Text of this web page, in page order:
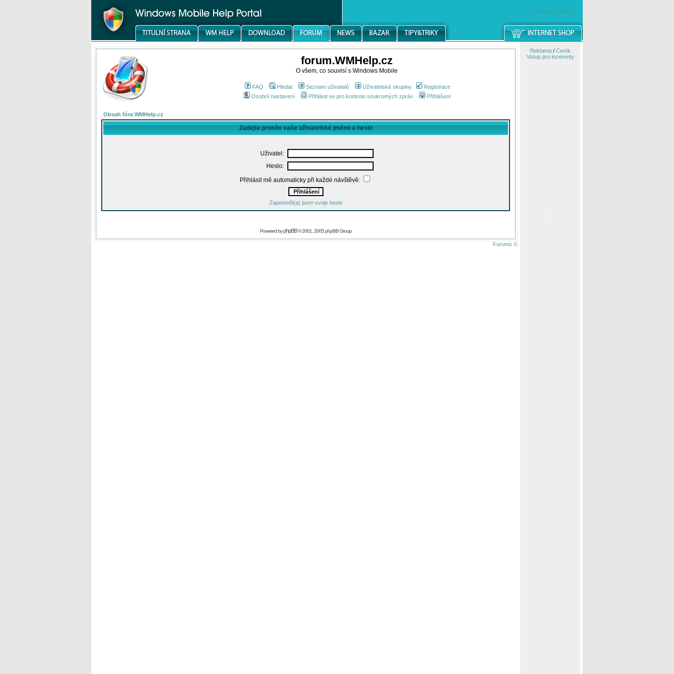
windowsmobile.cz
forum.WMHelp.cz
O všem, co souvisí s Windows Mobile
FAQ Hledat Seznam uživatelů Uživatelské skupiny
Registrace
Osobní nastavení
Přihlásit se pro kontrolu soukromých zpráv Přihlášení
Obsah fóra WMHelp.cz
Zadejte prosím vaše uživatelské jméno a heslo
Uživatel:
Heslo:
Přihlásit mě automaticky při každé návštěvě:
Zapomněl(a) jsem svoje heslo
Powered byphpBB© 2001, 2005 phpBB Group
Forums ©
Reklama/ Ceník
Vstup pro inzerenty